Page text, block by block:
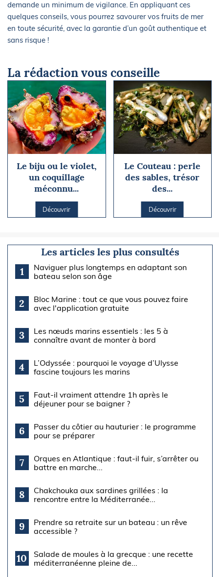
demande un minimum de vigilance. En appliquant ces
quelques conseils, vous pourrez savourer vos fruits de mer
en toute sécurité, avec la garantie d’un goût authentique et
sans risque !
La rédaction vous conseille
Le biju ou le violet,
un coquillage
méconnu...
Découvrir
Le Couteau : perle
des sables, trésor
des...
Découvrir
Les articles les plus consultés
1
Naviguer plus longtemps en adaptant son
bateau selon son âge
2
Bloc Marine : tout ce que vous pouvez faire
avec l'application gratuite
3
Les nœuds marins essentiels : les 5 à
connaître avant de monter à bord
4
L’Odyssée : pourquoi le voyage d’Ulysse
fascine toujours les marins
5
Faut-il vraiment attendre 1h après le
déjeuner pour se baigner ?
6
Passer du côtier au hauturier : le programme
pour se préparer
7
Orques en Atlantique : faut-il fuir, s’arrêter ou
battre en marche...
8
Chakchouka aux sardines grillées : la
rencontre entre la Méditerranée...
9
Prendre sa retraite sur un bateau : un rêve
accessible ?
10
Salade de moules à la grecque : une recette
méditerranéenne pleine de...